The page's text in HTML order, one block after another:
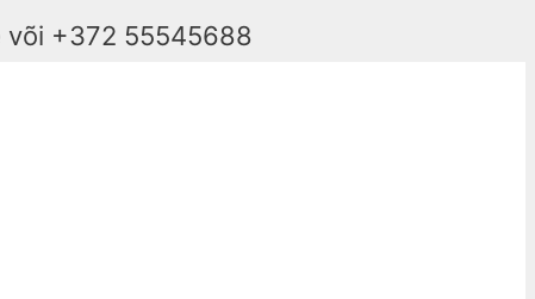
või +372 55545688